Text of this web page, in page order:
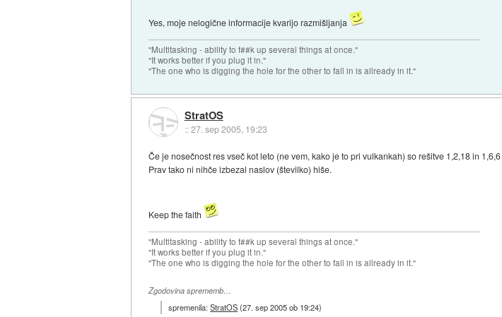
Yes, moje nelogične informacije kvarijo razmišljanja
"Multitasking - ability to f##k up several things at once."
"It works better if you plug it in."
"The one who is digging the hole for the other to fall in is allready in it."
StratOS
::27. sep 2005, 19:23
Če je nosečnost res vseč kot leto (ne vem, kako je to pri vulkankah) so rešitve 1,2,18 in
Prav tako ni nihče izbezal naslov (številko) hiše.
Keep the faith
"Multitasking - ability to f##k up several things at once."
"It works better if you plug it in."
"The one who is digging the hole for the other to fall in is allready in it."
Zgodovina sprememb…
spremenila:StratOS(27. sep 2005 ob 19:24)